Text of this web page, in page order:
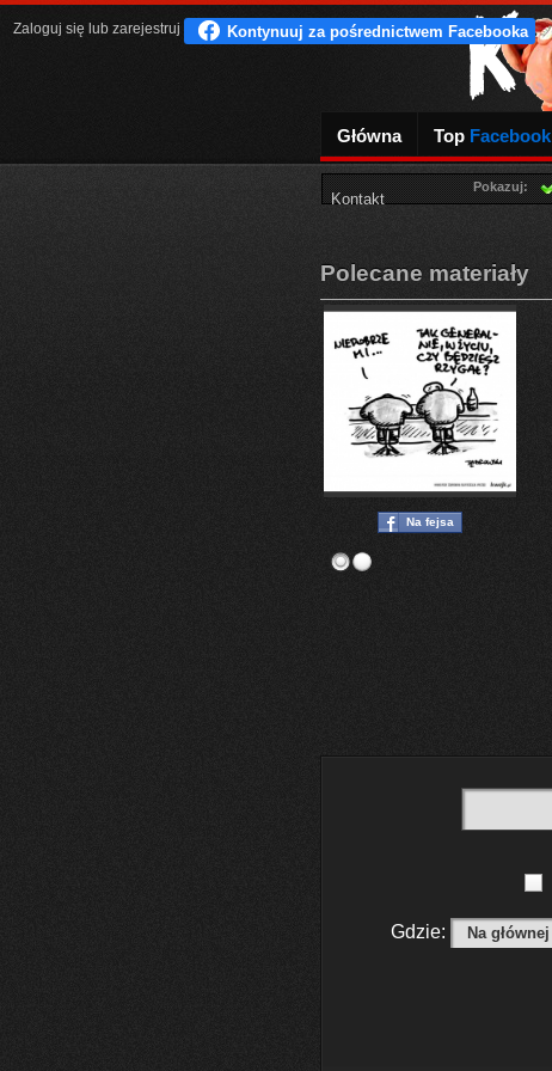
Główna Top Facebook
Kontakt
Zaloguj się lub zarejestruj
Pokazuj:
Polecane materiały
Na fejsa
Gdzie: